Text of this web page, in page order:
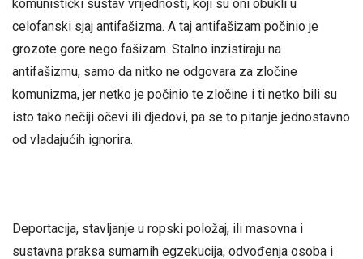
komunistički sustav vrijednosti, koji su oni obukli u
celofanski sjaj antifašizma. A taj antifašizam počinio je
grozote gore nego fašizam. Stalno inzistiraju na
antifašizmu, samo da nitko ne odgovara za zločine
komunizma, jer netko je počinio te zločine i ti netko bili su
isto tako nečiji očevi ili djedovi, pa se to pitanje jednostavno
od vladajućih ignorira.
Deportacija, stavljanje u ropski položaj, ili masovna i
sustavna praksa sumarnih egzekucija, odvođenja osoba i